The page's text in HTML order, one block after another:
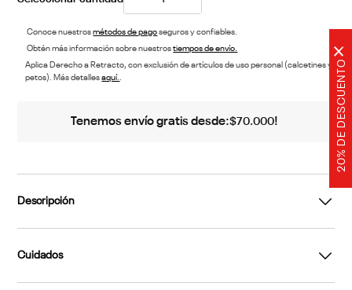
20% DE DESCUENTO
×
Conoce nuestrosmétodos de pagoseguros y confiables.
Obtén más información sobre nuestrostiempos de envío.
Aplica Derecho a Retracto, con exclusión de artículos de uso personal (calcetines y
petos). Más detallesaquí..
Tenemos envío gratis desde:$70.000!
Descripción
Cuidados